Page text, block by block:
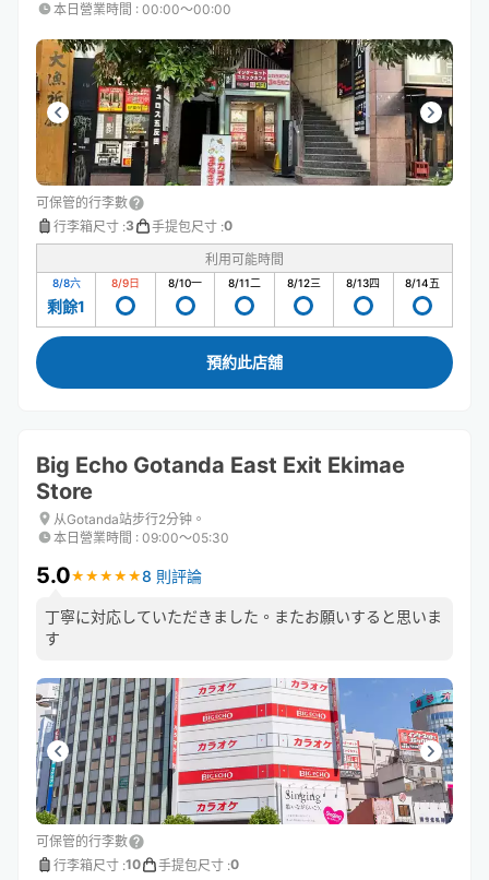
本日營業時間 : 00:00〜00:00
可保管的行李數
行李箱尺寸 :3 手提包尺寸 :0
利用可能時間
8/8六
剩餘1
8/9日 8/10一 8/11二 8/12三 8/13四 8/14五
預約此店舖
Big Echo Gotanda East Exit Ekimae
Store
从Gotanda站步行2分钟。
本日營業時間 : 09:00〜05:30
5.0★ ★ ★ ★ ★
★ ★ ★ ★ ★8 則評論
丁寧に対応していただきました。またお願いすると思いま
す
可保管的行李數
行李箱尺寸 :10 手提包尺寸 :0